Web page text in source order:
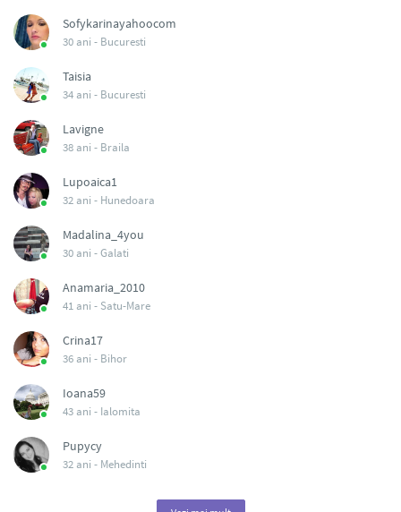
Sofykarinayahoocom
30 ani - Bucuresti
Taisia
34 ani - Bucuresti
Lavigne
38 ani - Braila
Lupoaica1
32 ani - Hunedoara
Madalina_4you
30 ani -Galati
Anamaria_2010
41 ani - Satu-Mare
Crina17
36 ani - Bihor
Ioana59
43 ani - Ialomita
Pupycy
32 ani - Mehedinti